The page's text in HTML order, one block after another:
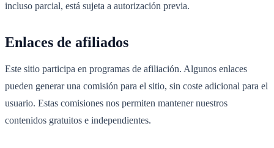
incluso parcial, está sujeta a autorización previa.
Enlaces de afiliados
Este sitio participa en programas de afiliación. Algunos enlaces
pueden generar una comisión para el sitio, sin coste adicional para el
usuario. Estas comisiones nos permiten mantener nuestros
contenidos gratuitos e independientes.